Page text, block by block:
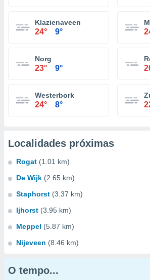
Klazienaveen
24° 9°
Norg
23° 9°
Westerbork
24° 8°
Localidades próximas
Rogat (1.01 km)
De Wijk (2.65 km)
Staphorst (3.37 km)
Ijhorst (3.95 km)
Meppel (5.87 km)
Nijeveen (8.46 km)
O tempo...